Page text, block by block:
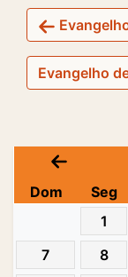
Evangelho
Dom Seg
1
7
8